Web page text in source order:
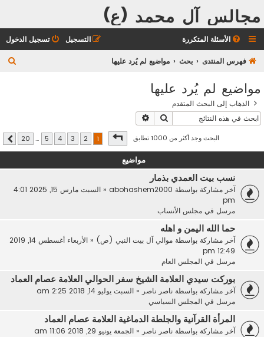
مجالس آل محمد (ع)
الأسئلة المتكررة تسجيل الدخول التسجيل
فهرس المنتدى بحث مواضيع لم يُرد عليها
ب
مواضيع لم يُرد عليها
الذهاب إلى البحث المتقدم
بحث
البحث وجد أكثر من 1000 تطابق صفحة1 من20
2
3
4
5
…
20 التالي
مواضيع
نسب بيت العمدي بذمار
آخر مشاركة بواسطة abohashem2000
«
السبت مارس 15, 2025 4:01
pm
مرسل في مجلس الأنساب
حما الله اليمن و اهله
آخر مشاركة بواسطة موالي آل بيت النبي (ص)«
الأربعاء أغسطس 14, 2019
12:49 pm
مرسل في المجلس العام
بوركت سيدي العلامة الشيخ سفر الحوالي العلامة عصام العماد
آخر مشاركة بواسطة ناصر ناصر« السبت يوليو 14, 2018 2:25 am
مرسل في المجلس السياسي
المرأة القرآنية والجلطة الدماغية العلامة عصام العماد
آخر مشاركة بواسطة ناصر ناصر« الجمعة يونيو 29, 2018 11:06 am